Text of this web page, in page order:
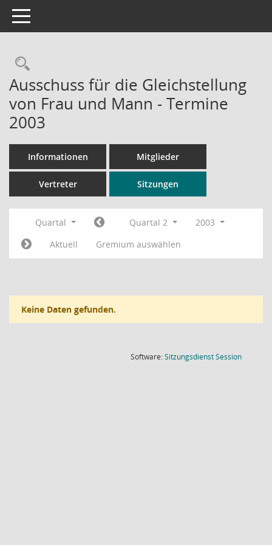
Toggle navigation
Rechercheauswahl
Ausschuss für die Gleichstellung
von Frau und Mann - Termine
2003
Informationen Mitglieder
Vertreter Sitzungen
Quartal Quartal 2
2003
Aktuell
Gremium auswählen
Keine Daten gefunden.
Software:SitzungsdienstSession(Wird in